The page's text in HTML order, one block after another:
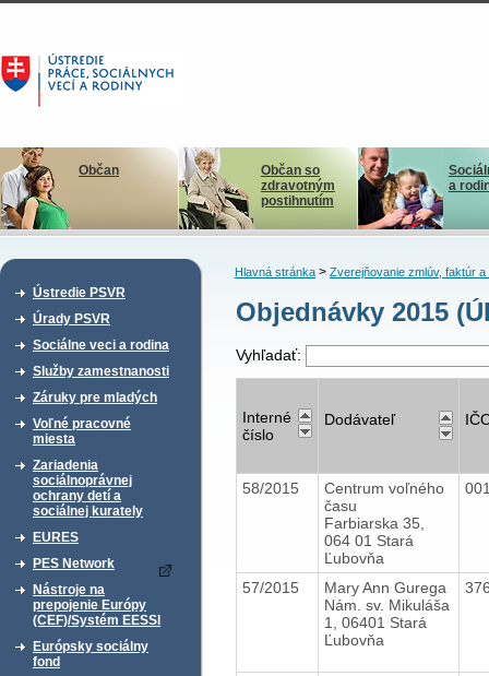
Občan
Občan so
zdravotným
postihnutím
a
Ústredie PSVR
Úrady PSVR
Sociálne veci a rodina
Služby zamestnanosti
Záruky pre mladých
Voľné pracovné
miesta
Zariadenia
sociálnoprávnej
ochrany detí a
sociálnej kurately
EURES
PES Network
Nástroje na
prepojenie Európy
(CEF)/Systém EESSI
Európsky sociálny
fond
Hlavná stránka> Zverejňovanie zmlúv, faktúr a
Objednávky 2015
Vyhľadať:
Interné
číslo
Dodávateľ
58/2015
Centrum voľného
času
Farbiarska 35,
064 01 Stará
Ľubovňa
57/2015
Mary Ann Gurega
Nám. sv. Mikuláša
1, 06401 Stará
Ľubovňa